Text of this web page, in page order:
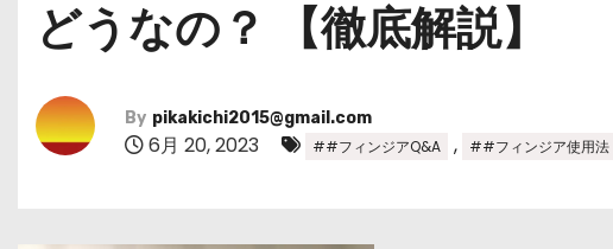
どうなの？ 【徹底解説】
By pikakichi2015@gmail.com
6月 20, 2023 ##フィンジアQ&A , ##フィンジア使用法